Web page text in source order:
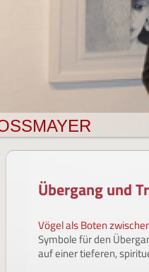
Übergang und
Vögel als Boten
Symbole für den
auf einer tieferen,